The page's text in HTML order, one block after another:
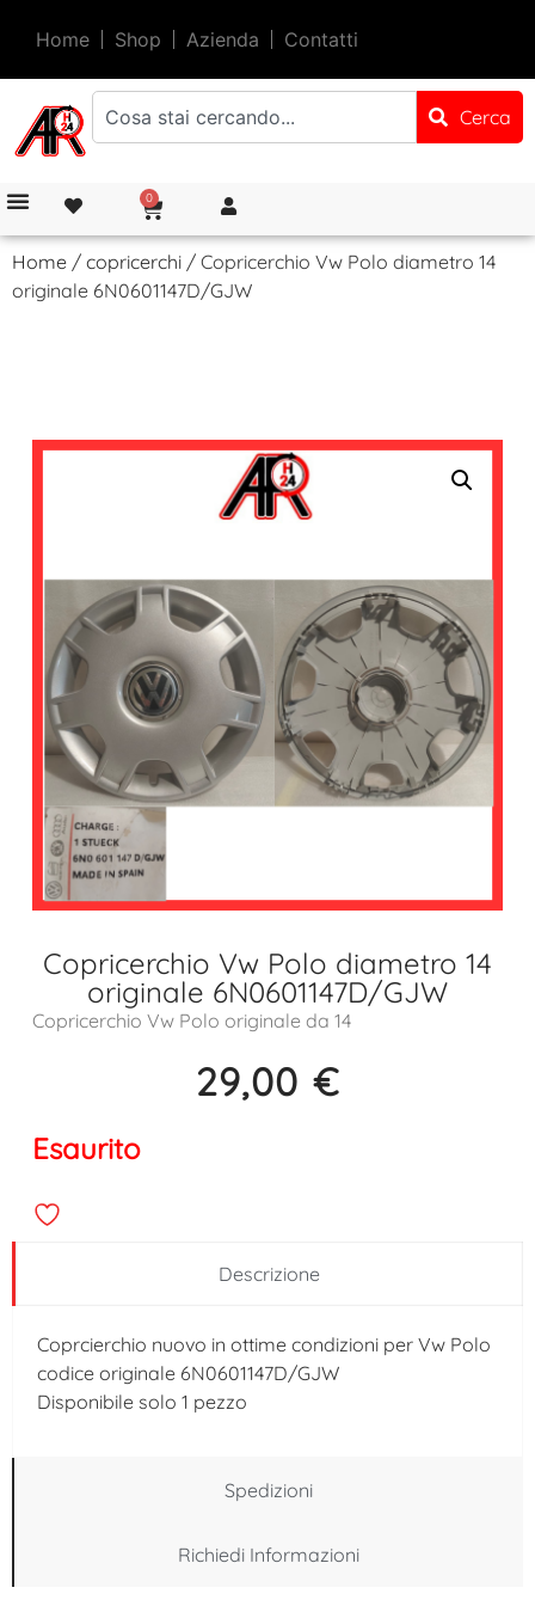
Home Shop Azienda Contatti
Cerca
0
Home / copricerchi / Copricerchio Vw Polo diametro 14
originale 6N0601147D/GJW
Copricerchio Vw Polo diametro 14
originale 6N0601147D/GJW
Copricerchio Vw Polo originale da 14
29,00 €
Esaurito
Descrizione
Spedizioni
Richiedi Informazioni
Coprcierchio nuovo in ottime condizioni per Vw Polo
codice originale 6N0601147D/GJW
Disponibile solo 1 pezzo